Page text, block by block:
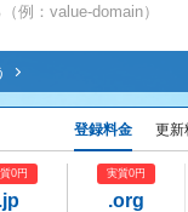
登録料金 更新
0円
.jp
実質0円
.org